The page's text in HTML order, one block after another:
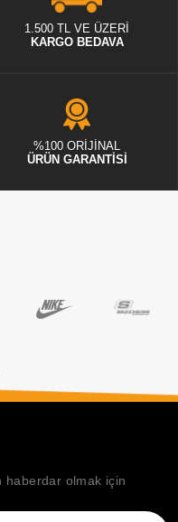
1.500 TL VE ÜZERİ
KARGO BEDAVA
%100 ORİJİNAL
ÜRÜN GARANTİSİ
haberdar olmak için